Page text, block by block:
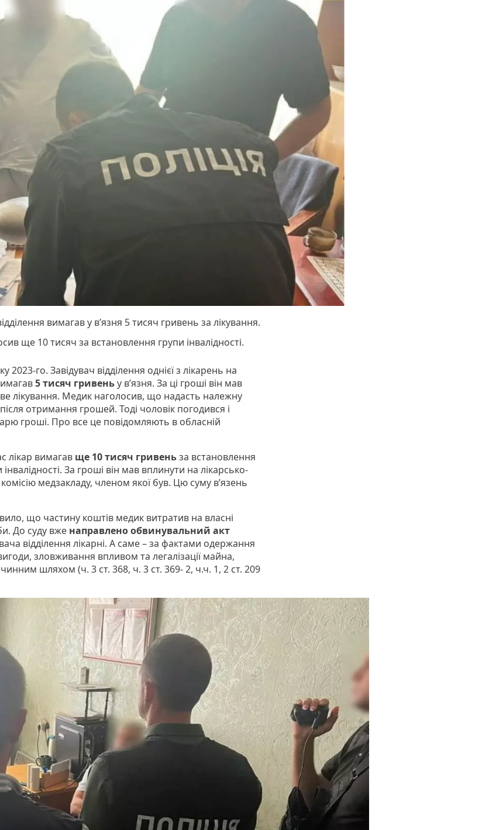
вимагав у в’язня 5 тисяч гривень за лікування.
ще 10 тисяч за встановлення групи інвалідності.
2023-го. Завідувач відділення однієї з лікарень на
5 тисяч гривеньу в’язня. За ці гроші він мав
лікування. Медик наголосив, що надасть належну
отримання грошей. Тоді чоловік погодився і
гроші. Про все це повідомляють в обласній
лікар вимагав ще 10 тисяч гривеньза встановлення
інвалідності. За гроші він мав вплинути на лікарсько-
медзакладу, членом якої був. Цю суму в’язень
що частину коштів медик витратив на власні
До суду вже направлено обвинувальний акт
відділення лікарні. А саме – за фактами одержання
зловживання впливом та легалізації майна,
шляхом (ч. 3 ст. 368, ч. 3 ст. 369- 2, ч.ч. 1, 2 ст. 209